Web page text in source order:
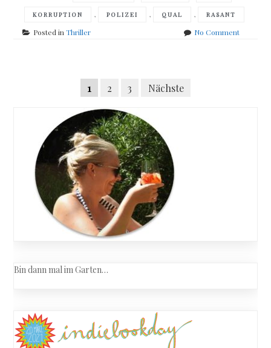
KORRUPTION , POLIZEI , QUAL , RASANT
Posted inThriller No Commenton
navigation
Seitennummerierung
Beiträge
1 2 3 Nächste
Bin dann mal im Garten…